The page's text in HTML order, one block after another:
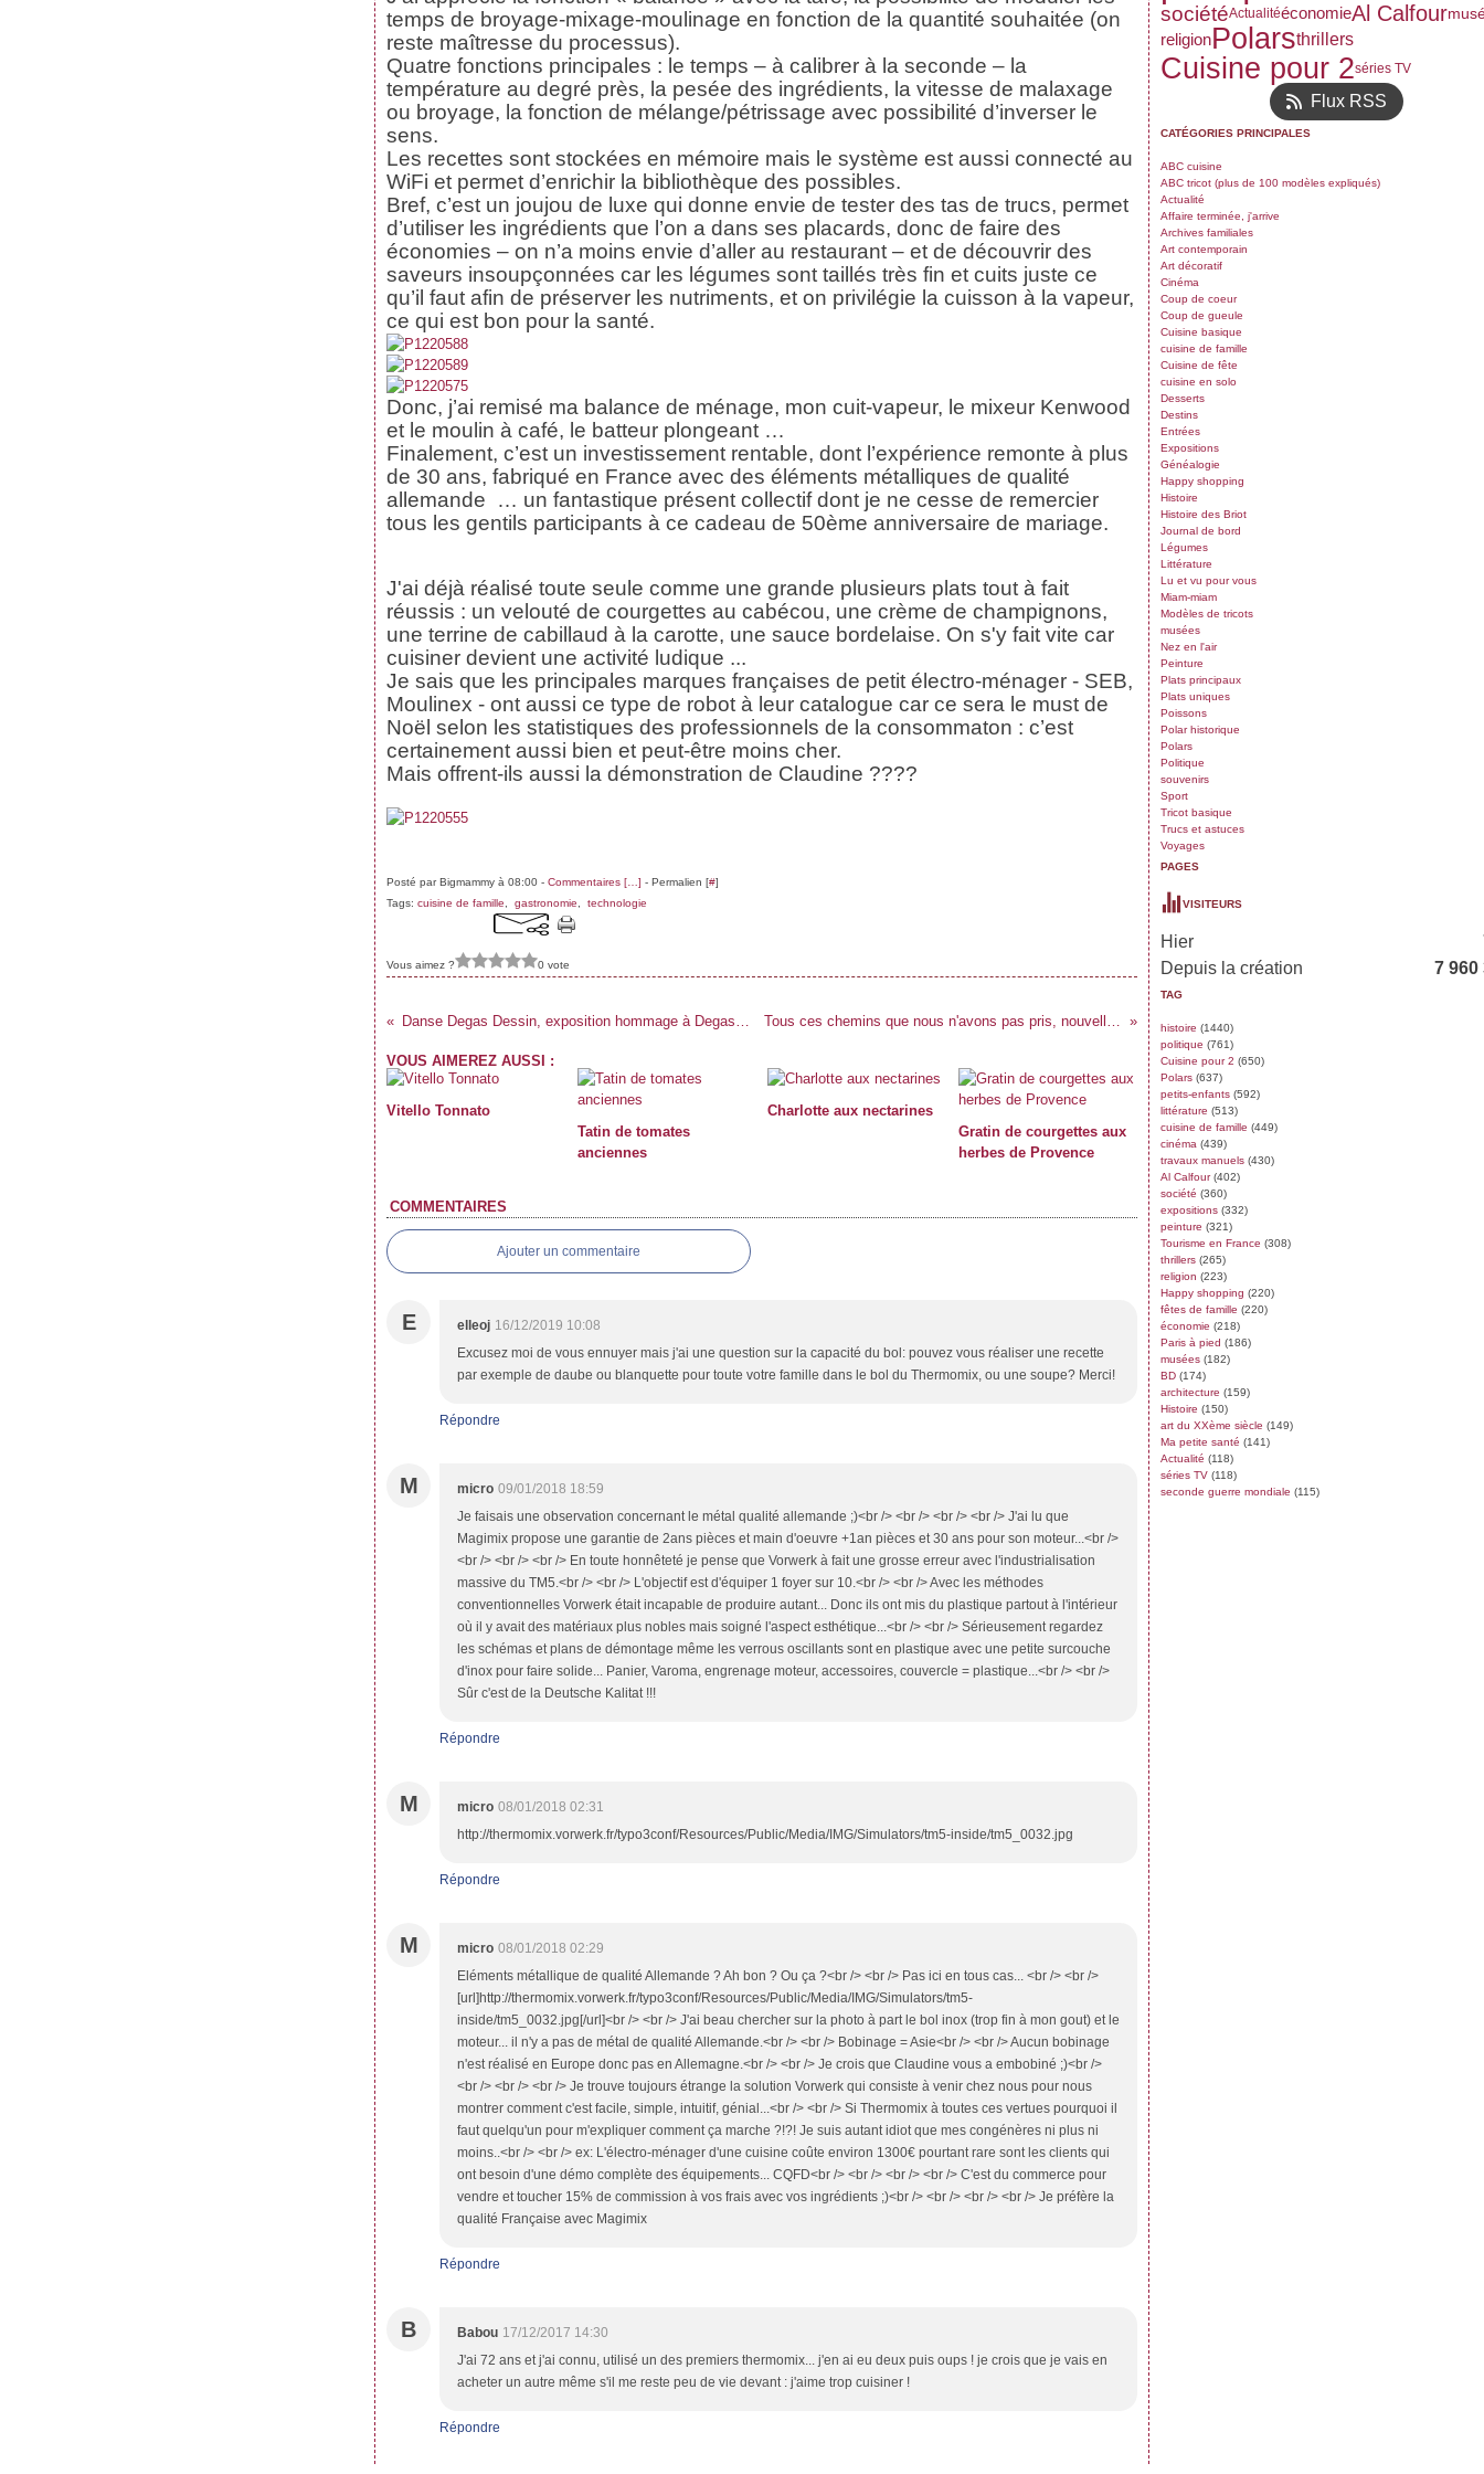
temps de broyage-mixage-moulinage en fonction de la quantité souhaitée (on
reste maîtresse du processus).
Quatre fonctions principales : le temps – à calibrer à la seconde – la
température au degré près, la pesée des ingrédients, la vitesse de malaxage
ou broyage, la fonction de mélange/pétrissage avec possibilité d’inverser le
sens.
Les recettes sont stockées en mémoire mais le système est aussi connecté au
WiFi et permet d’enrichir la bibliothèque des possibles.
Bref, c’est un joujou de luxe qui donne envie de tester des tas de trucs, permet
d’utiliser les ingrédients que l’on a dans ses placards, donc de faire des
économies – on n’a moins envie d’aller au restaurant – et de découvrir des
saveurs insoupçonnées car les légumes sont taillés très fin et cuits juste ce
qu’il faut afin de préserver les nutriments, et on privilégie la cuisson à la vapeur,
ce qui est bon pour la santé.
Donc, j’ai remisé ma balance de ménage, mon cuit-vapeur, le mixeur Kenwood
et le moulin à café, le batteur plongeant …
Finalement, c’est un investissement rentable, dont l’expérience remonte à plus
de 30 ans, fabriqué en France avec des éléments métalliques de qualité
allemande … un fantastique présent collectif dont je ne cesse de remercier
tous les gentils participants à ce cadeau de 50ème anniversaire de mariage.
J'ai déjà réalisé toute seule comme une grande plusieurs plats tout à fait
réussis : un velouté de courgettes au cabécou, une crème de champignons,
une terrine de cabillaud à la carotte, une sauce bordelaise. On s'y fait vite car
cuisiner devient une activité ludique ...
Je sais que les principales marques françaises de petit électro-ménager - SEB,
Moulinex - ont aussi ce type de robot à leur catalogue car ce sera le must de
Noël selon les statistiques des professionnels de la consommaton : c’est
certainement aussi bien et peut-être moins cher.
Mais offrent-ils aussi la démonstration de Claudine ????
Posté par Bigmammy à 08:00 - Commentaires [ ] - Permalien [#]
Tags: cuisine de famille gastronomie technologie
Vous aimez ? 0 vote
Danse Degas Dessin, exposition hommage à Degas au musée d'Orsay Tous ces chemins que nous n'avons pas pris, nouvelles de William Boyd
VOUS AIMEREZ AUSSI :
Vitello Tonnato
Tatin de tomates
anciennes
Charlotte aux nectarines
Gratin de courgettes aux
herbes de Provence
COMMENTAIRES
Ajouter un commentaire
E elleoj 16/12/2019 10:08
Excusez moi de vous ennuyer mais j'ai une question sur la capacité du bol: pouvez vous réaliser une recette
par exemple de daube ou blanquette pour toute votre famille dans le bol du Thermomix, ou une soupe? Merci!
Répondre
M micro 09/01/2018 18:59
Je faisais une observation concernant le métal qualité allemande ;)<br /> <br /> <br /> <br /> J'ai lu que
Magimix propose une garantie de 2ans pièces et main d'oeuvre +1an pièces et 30 ans pour son moteur...<br />
<br /> <br /> <br /> En toute honnêteté je pense que Vorwerk à fait une grosse erreur avec l'industrialisation
massive du TM5.<br /> <br /> L'objectif est d'équiper 1 foyer sur 10.<br /> <br /> Avec les méthodes
conventionnelles Vorwerk était incapable de produire autant... Donc ils ont mis du plastique partout à l'intérieur
où il y avait des matériaux plus nobles mais soigné l'aspect esthétique...<br /> <br /> Sérieusement regardez
les schémas et plans de démontage même les verrous oscillants sont en plastique avec une petite surcouche
d'inox pour faire solide... Panier, Varoma, engrenage moteur, accessoires, couvercle = plastique...<br /> <br />
Sûr c'est de la Deutsche Kalitat !!!
Répondre
M micro 08/01/2018 02:31
http://thermomix.vorwerk.fr/typo3conf/Resources/Public/Media/IMG/Simulators/tm5-inside/tm5_0032.jpg
Répondre
M micro 08/01/2018 02:29
Eléments métallique de qualité Allemande ? Ah bon ? Ou ça ?<br /> <br /> Pas ici en tous cas... <br /> <br />
[url]http://thermomix.vorwerk.fr/typo3conf/Resources/Public/Media/IMG/Simulators/tm5-
inside/tm5_0032.jpg[/url]<br /> <br /> J'ai beau chercher sur la photo à part le bol inox (trop fin à mon gout) et le
moteur... il n'y a pas de métal de qualité Allemande.<br /> <br /> Bobinage = Asie<br /> <br /> Aucun bobinage
n'est réalisé en Europe donc pas en Allemagne.<br /> <br /> Je crois que Claudine vous a embobiné ;)<br />
<br /> <br /> <br /> Je trouve toujours étrange la solution Vorwerk qui consiste à venir chez nous pour nous
montrer comment c'est facile, simple, intuitif, génial...<br /> <br /> Si Thermomix à toutes ces vertues pourquoi il
faut quelqu'un pour m'expliquer comment ça marche ?!?! Je suis autant idiot que mes congénères ni plus ni
moins..<br /> <br /> ex: L'électro-ménager d'une cuisine coûte environ 1300€ pourtant rare sont les clients qui
ont besoin d'une démo complète des équipements... CQFD<br /> <br /> <br /> <br /> C'est du commerce pour
vendre et toucher 15% de commission à vos frais avec vos ingrédients ;)<br /> <br /> <br /> <br /> Je préfère la
qualité Française avec Magimix
Répondre
B Babou 17/12/2017 14:30
J'ai 72 ans et j'ai connu, utilisé un des premiers thermomix... j'en ai eu deux puis oups ! je crois que je vais en
acheter un autre même s'il me reste peu de vie devant : j'aime trop cuisiner !
Répondre
sociétéActualitééconomieAl Calfour
religionPolarsthrillers
Cuisine pour 2séries TV
Flux RSS
CATÉGORIES PRINCIPALES
ABC cuisine
ABC tricot (plus de 100 modèles expliqués)
Actualité
Affaire terminée, j'arrive
Archives familiales
Art contemporain
Art décoratif
Cinéma
Coup de coeur
Coup de gueule
Cuisine basique
cuisine de famille
Cuisine de fête
cuisine en solo
Desserts
Destins
Entrées
Expositions
Généalogie
Happy shopping
Histoire
Histoire des Briot
Journal de bord
Légumes
Littérature
Lu et vu pour vous
Miam-miam
Modèles de tricots
musées
Nez en l'air
Peinture
Plats principaux
Plats uniques
Poissons
Polar historique
Polars
Politique
souvenirs
Sport
Tricot basique
Trucs et astuces
Voyages
PAGES
VISITEURS
Hier
Depuis la création
7 960
TAG
histoire (1440)
politique (761)
Cuisine pour 2 (650)
Polars (637)
petits-enfants (592)
littérature (513)
cuisine de famille (449)
cinéma (439)
travaux manuels (430)
Al Calfour(402)
société (360)
expositions (332)
peinture (321)
Tourisme en France (308)
thrillers (265)
religion (223)
Happy shopping (220)
fêtes de famille (220)
économie (218)
Paris à pied (186)
musées (182)
BD (174)
architecture (159)
Histoire (150)
art du XXème siècle (149)
Ma petite santé (141)
Actualité (118)
séries TV (118)
seconde guerre mondiale (115)